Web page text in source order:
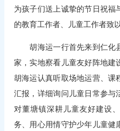
为孩子们送上诚挚的节日祝福
的教育工作者、儿童工作者致
胡海运一行首先来到仁化
家，实地察看儿童友好阵地建
胡海运认真听取场地运营、课
汇报，详细询问儿童日常参与
对董塘镇深耕儿童友好建设
务、用心用情守护少年儿童健